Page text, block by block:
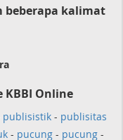
beberapa kalimat
KBBI Online
publisistik - publisitas
- pucung - pucung -